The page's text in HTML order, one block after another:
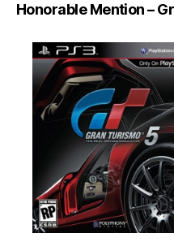
Honorable Mention –